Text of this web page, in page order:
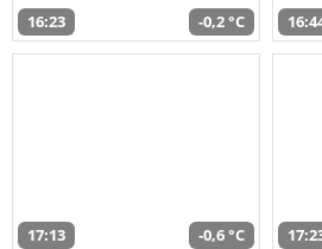
16:23 -0,2 °C
17:13 -0,6 °C